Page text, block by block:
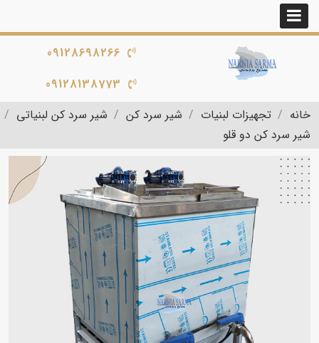
09128698266
09128138773
خانه
تجهیزات لبنیات شیر سرد کن
شیر سرد کن لبنیاتی
شیر سرد کن دو قلو